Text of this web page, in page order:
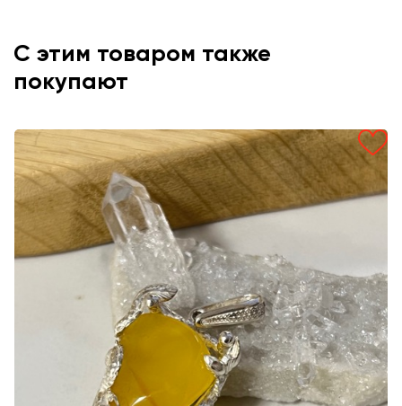
С этим товаром также
покупают